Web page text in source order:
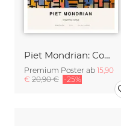
Piet Mondrian: Composizione
Premium Poster ab 15,90
€ 20,90 € -25%